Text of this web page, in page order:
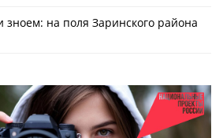
зноем: на поля Заринского района